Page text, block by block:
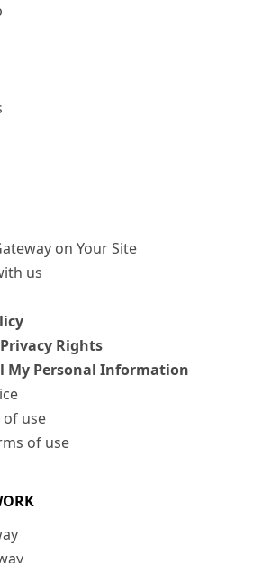
on Your Site
us
Rights
My Personal Information
of use
of use